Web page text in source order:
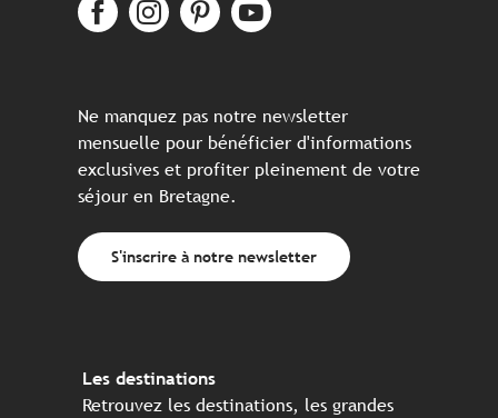
Ne manquez pas notre newsletter
mensuelle pour bénéficier d'informations
exclusives et profiter pleinement de votre
séjour en Bretagne.
S'inscrire à notre newsletter
Les destinations
Retrouvez les destinations, les grandes